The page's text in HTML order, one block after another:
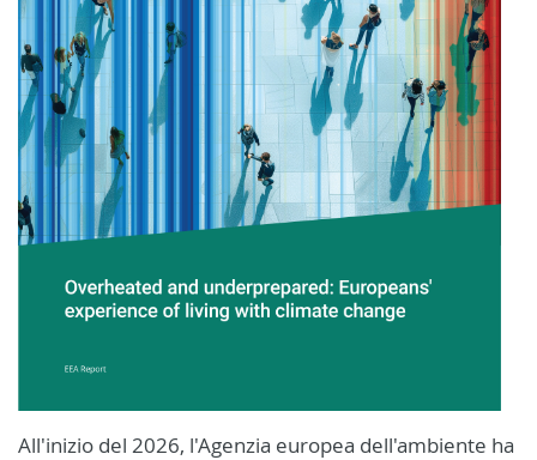
All'inizio del 2026, l'Agenzia europea dell'ambiente ha